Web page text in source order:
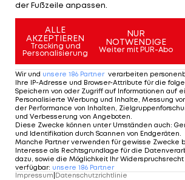
Football
der Fußzeile anpassen.
ALLE
AKZEPTIEREN
Tracking und
Personalisierung
NUR
NOTWENDIGE
Weiter mit PUR-Abo
Wir und unsere 186 Partner verarbeiten
Ihre IP-Adresse und Browser-Attribute für die
Speichern von oder Zugriff auf Informationen auf
Personalisierte Werbung und Inhalte, Messung
der Performance von Inhalten,
und Verbesserung von Angeboten.
Diese Zwecke können unter Umständen auch:
und Identifikation durch Scannen von Endgeräten.
Manche Partner verwenden für gewisse Zwecke
Interesse als Rechtsgrundlage für die
dazu, sowie die Möglichkeit Ihr
verfügbar: unsere 186 Partner
Impressum Datenschutzrichtlinie